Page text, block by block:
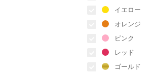
イエロー
オレンジ
ピンク
レッド
ゴールド